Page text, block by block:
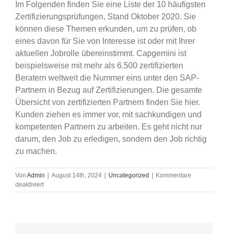
Im Folgenden finden Sie eine Liste der 10 häufigsten
Zertifizierungsprüfungen, Stand Oktober 2020. Sie
können diese Themen erkunden, um zu prüfen, ob
eines davon für Sie von Interesse ist oder mit Ihrer
aktuellen Jobrolle übereinstimmt. Capgemini ist
beispielsweise mit mehr als 6.500 zertifizierten
Beratern weltweit die Nummer eins unter den SAP-
Partnern in Bezug auf Zertifizierungen. Die gesamte
Übersicht von zertifizierten Partnern finden Sie hier.
Kunden ziehen es immer vor, mit sachkundigen und
kompetenten Partnern zu arbeiten. Es geht nicht nur
darum, den Job zu erledigen, sondern den Job richtig
zu machen.
Von Admin August 14th, 2024 Uncategorized
Kommentare
deaktiviertfür
Gehalt